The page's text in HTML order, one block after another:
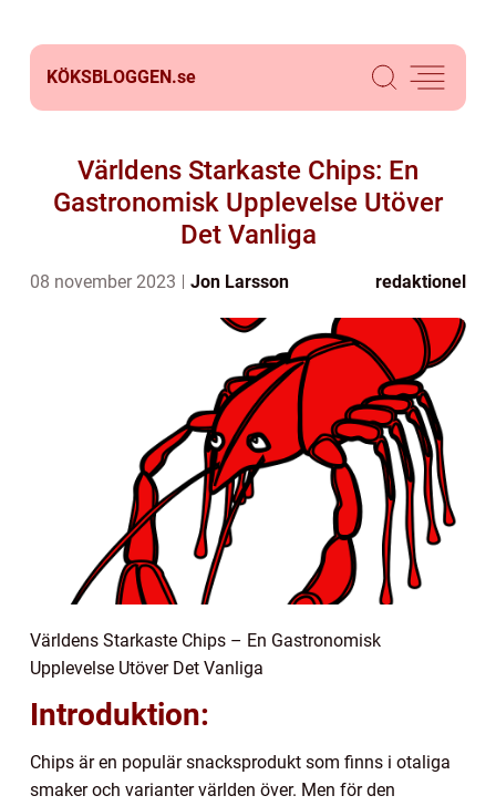
KÖKSBLOGGEN.se
Världens Starkaste Chips: En
Gastronomisk Upplevelse Utöver
Det Vanliga
08 november 2023 Jon Larsson redaktionel
Världens Starkaste Chips – En Gastronomisk
Upplevelse Utöver Det Vanliga
Introduktion:
Chips är en populär snacksprodukt som finns i otaliga
smaker och varianter världen över. Men för den